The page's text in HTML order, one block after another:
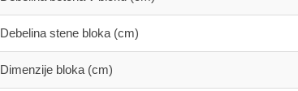
Debelina stene bloka (cm)
Dimenzije bloka (cm)